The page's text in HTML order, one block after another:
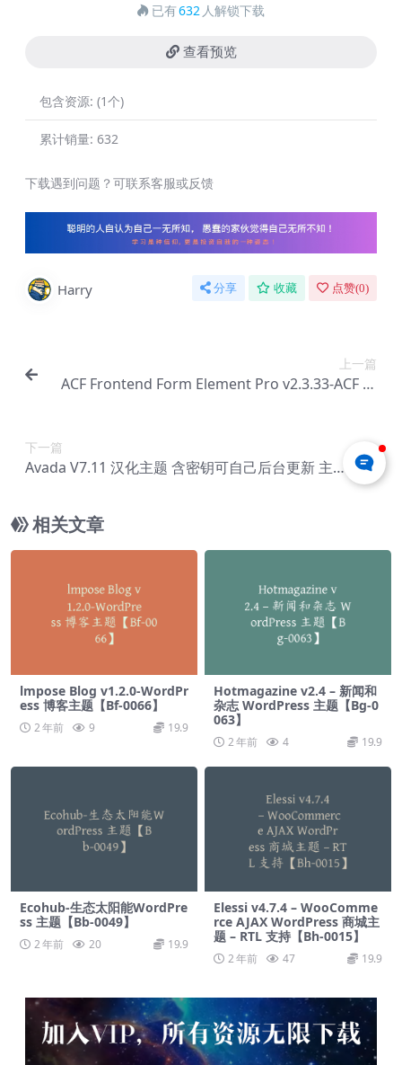
已有632 人解锁下载
查看预览
包含资源: (1个)
累计销量: 632
下载遇到问题？可联系客服或反馈
Harry 分享 收藏 点赞(0)
上一篇
ACF Frontend Form Element Pro v2.3.33-ACF 和
下一篇
Avada V7.11 汉化主题 含密钥可自己后台更新 主题
相关文章
lmpose Blog v1.2.0-WordPr
ess 博客主题【Bf-0066】
2 年前 9 19.9
Hotmagazine v2.4 – 新闻和
杂志 WordPress 主题【Bg-0
063】
2 年前 4 19.9
Ecohub-生态太阳能WordPre
ss 主题【Bb-0049】
2 年前 20 19.9
Elessi v4.7.4 – WooComme
rce AJAX WordPress 商城主
题 – RTL 支持【Bh-0015】
2 年前 47 19.9